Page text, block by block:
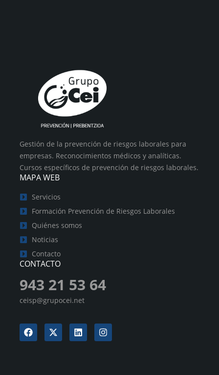
Gestión de la prevención de riesgos laborales para
empresas. Reconocimientos médicos y analíticas.
Cursos específicos de prevención de riesgos laborales.
MAPA WEB
Servicios
Formación Prevención de Riesgos Laborales
Quiénes somos
Noticias
Contacto
CONTACTO
943 21 53 64
ceisp@grupocei.net